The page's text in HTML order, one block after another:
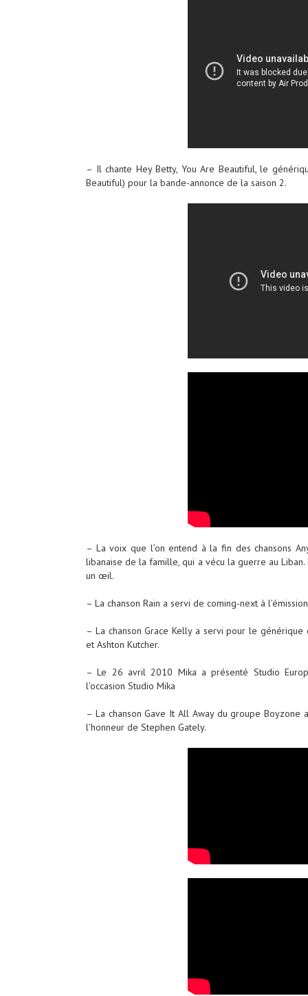
– Il chante Hey Betty, You Are Beautiful, le
Beautiful) pour la bande-annonce de la saison 2.
– La voix que l’on entend à la fin des chansons
libanaise de la famille, qui a vécu la guerre au
un œil.
– La chanson Rain a servi de coming-next à
– La chanson Grace Kelly a servi pour le générique
et Ashton Kutcher.
– Le 26 avril 2010 Mika a présenté Studio
l’occasion Studio Mika
– La chanson Gave It All Away du groupe
l’honneur de Stephen Gately.